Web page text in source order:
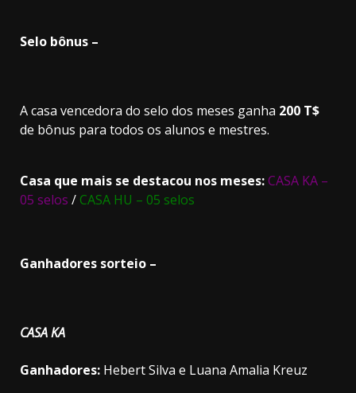
Selo bônus –
A casa vencedora do selo dos meses ganha 200 T$
de bônus para todos os alunos e mestres.
Casa que mais se destacou nos meses:CASA KA –
05 selos /CASA HU – 05 selos
Ganhadores sorteio –
CASA KA
Ganhadores: Hebert Silva e Luana Amalia Kreuz